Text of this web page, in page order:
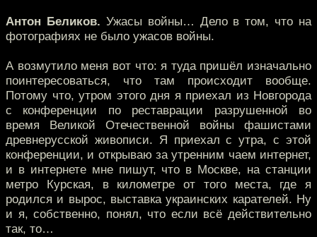
Антон Беликов. Ужасы войны… Дело в том, что на
фотографиях не было ужасов войны.
А возмутило меня вот что: я туда пришёл изначально
поинтересоваться, что там происходит вообще.
Потому что, утром этого дня я приехал из Новгорода
с конференции по реставрации разрушенной во
время Великой Отечественной войны фашистами
древнерусской живописи. Я приехал с утра, с этой
конференции, и открываю за утренним чаем интернет,
и в интернете мне пишут, что в Москве, на станции
метро Курская, в километре от того места, где я
родился и вырос, выставка украинских карателей. Ну
и я, собственно, понял, что если всё действительно
так, то…